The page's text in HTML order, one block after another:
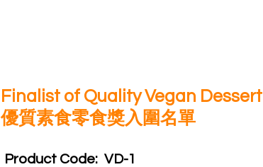
Finalist of Quality Vegan Dessert
VD-1
Product Code:​
優質素食零食獎入圍名單